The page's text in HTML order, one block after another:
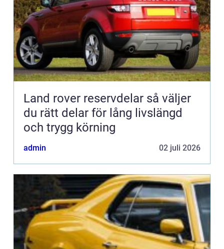
Land rover reservdelar så väljer
du rätt delar för lång livslängd
och trygg körning
admin 02 juli 2026